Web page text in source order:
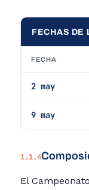
FECHAS DE
FECHA
2 may
9 may
1.1.4
El